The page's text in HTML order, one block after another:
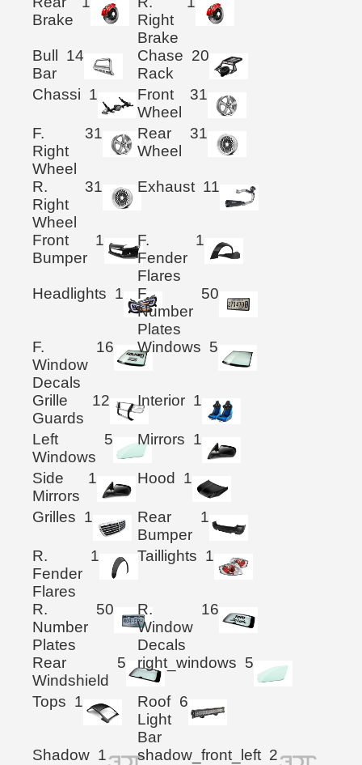
Brake
Right
Brake
Bull
Bar
14
Chase
Rack
20
Chassi 1
Front
Wheel
31
F.
Right
Wheel
31
Rear
Wheel
31
R.
Right
Wheel
31 Exhaust 11
Front
Bumper
1
F.
Fender
Flares
1
Headlights 1
F.
Number
Plates
50
F.
Window
Decals
16 Windows 5
Grille
Guards
12 Interior 1
Left
Windows
5 Mirrors 1
Side
Mirrors
1 Hood 1
Grilles 1
Rear
Bumper
1
R.
Fender
Flares
1 Taillights 1
R.
Number
Plates
50
R.
Window
Decals
16
Rear
Windshield
5 right_windows 5
Tops 1
Roof
Light
Bar
6
Shadow 1 shadow_front_left 2